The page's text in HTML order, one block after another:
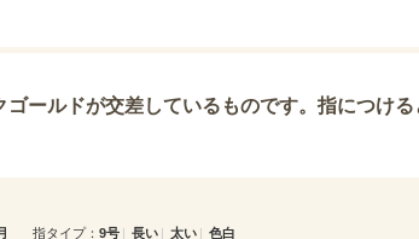
です。指につけるとすごく馴染みが良く、質感も違和感なく付けて過ごせ
指タイプ 9号 長い 太い 色白